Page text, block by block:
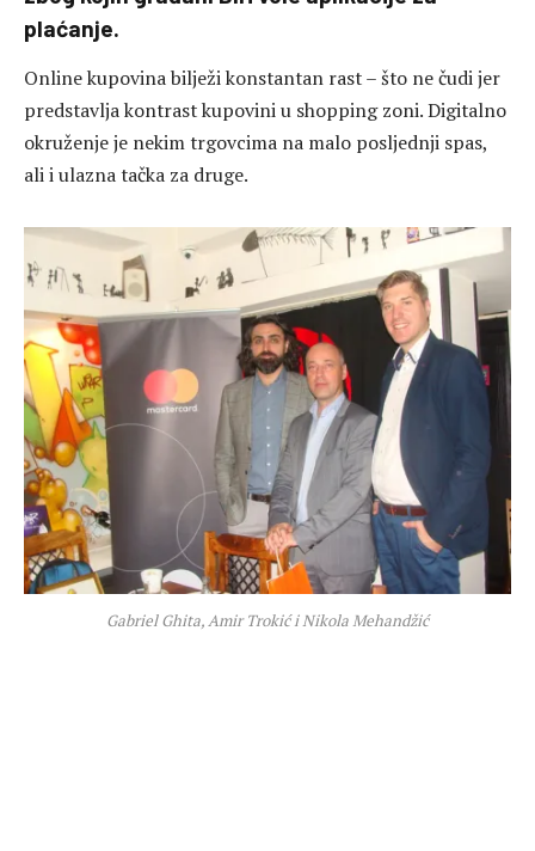
plaćanje.
Online kupovina bilježi konstantan rast – što ne čudi jer
predstavlja kontrast kupovini u shopping zoni. Digitalno
okruženje je nekim trgovcima na malo posljednji spas,
ali i ulazna tačka za druge.
Gabriel Ghita, Amir Trokić i Nikola Mehandžić